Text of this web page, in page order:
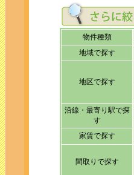
物件種類
地域で探す
地区で探す
沿線・最寄り駅で探
す
家賃で探す
間取りで探す